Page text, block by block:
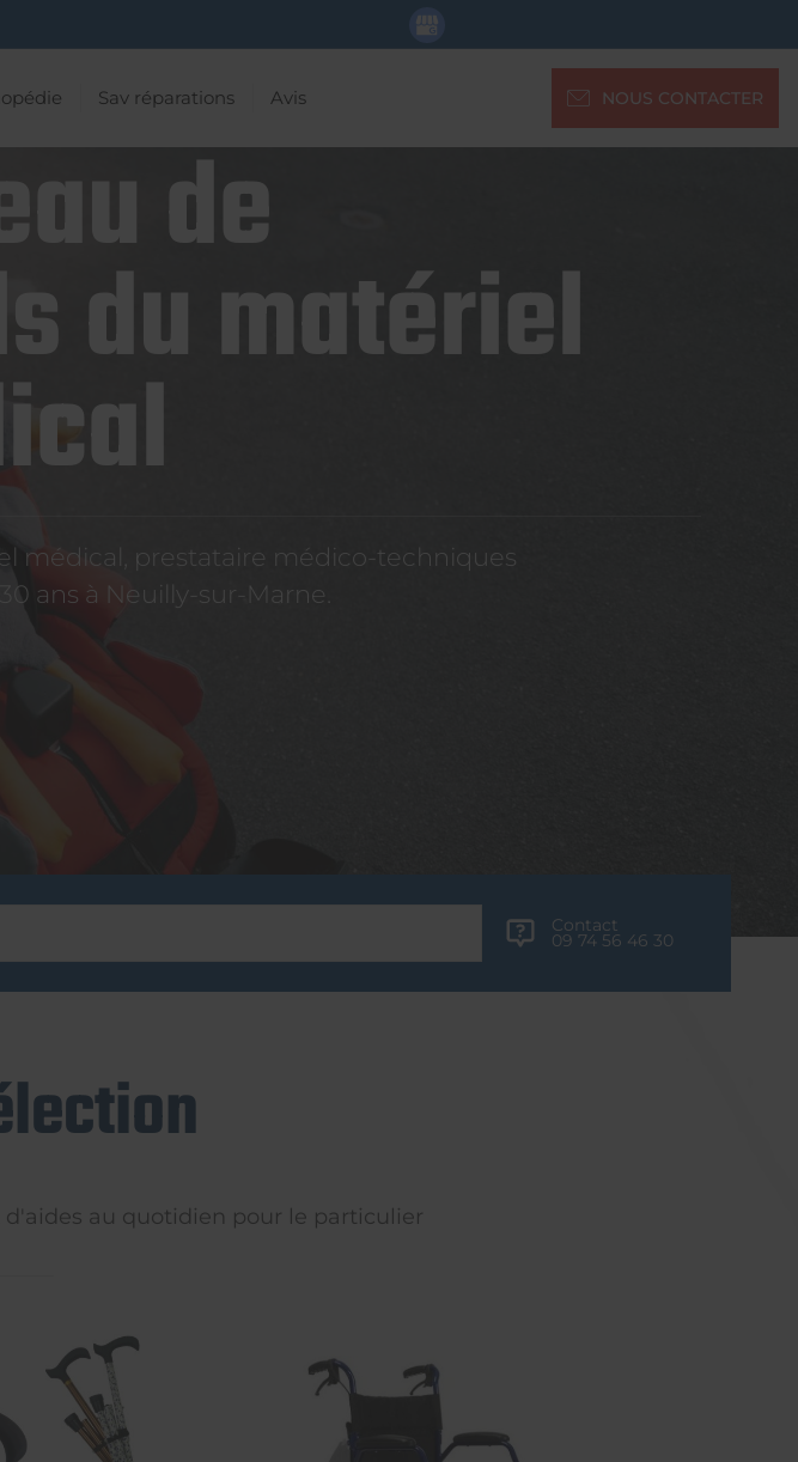
Sav réparations Avis NOUS CONTACTER
de
du matériel
médical, prestataire médico-techniques
ans à Neuilly-sur-Marne.
Contact
09 74 56 46 30
au quotidien pour le particulier